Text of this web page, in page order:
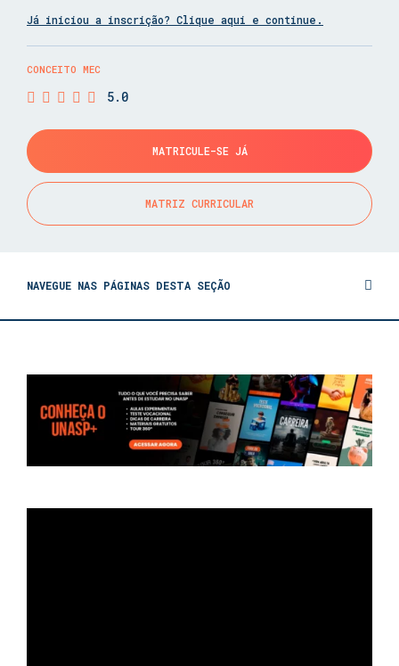
Já iniciou a inscrição? Clique aqui e continue.
CONCEITO MEC
5.0
MATRICULE-SE JÁ
MATRIZ CURRICULAR
NAVEGUE NAS PÁGINAS DESTA SEÇÃO